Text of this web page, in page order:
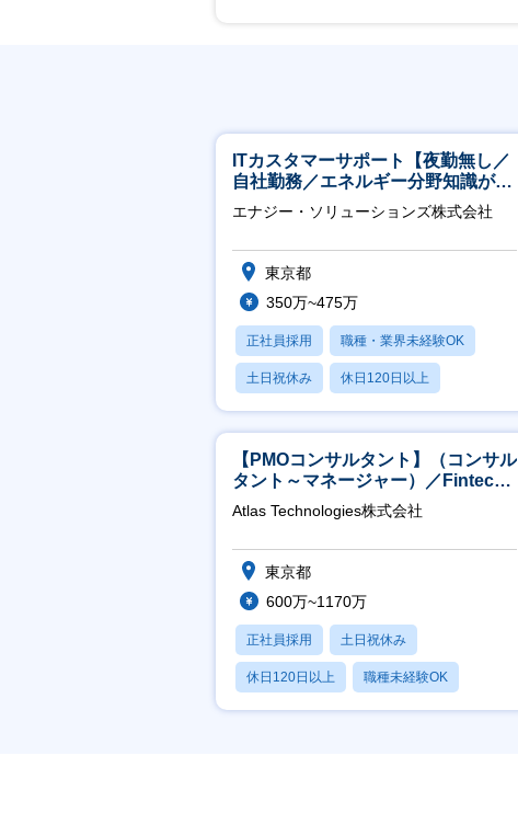
ITカスタマーサポート【夜勤無し／
自社勤務／エネルギー分野知識が身
につきます】
エナジー・ソリューションズ株式会社
東京都
350万~475万
正社員採用 職種・業界未経験OK
土日祝休み 休日120日以上
産休・育休あり
【PMOコンサルタント】（コンサル
タント～マネージャー）／Fintech
領域／設立5年弱で上場
Atlas Technologies株式会社
東京都
600万~1170万
正社員採用 土日祝休み
休日120日以上 職種未経験OK
産休・育休あり